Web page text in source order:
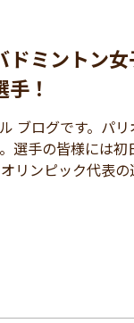
ミントン女
！
ログです。パリ
選手の皆様には
リンピック代表